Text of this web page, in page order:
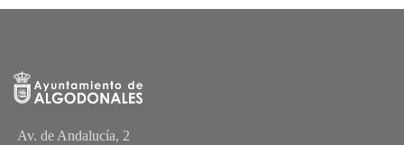
Av. de Andalucía, 2